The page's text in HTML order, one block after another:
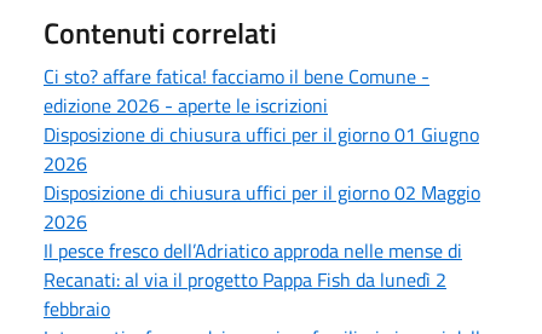
Contenuti correlati
Ci sto? affare fatica! facciamo il bene Comune -
edizione 2026 - aperte le iscrizioni
Disposizione di chiusura uffici per il giorno 01 Giugno
2026
Disposizione di chiusura uffici per il giorno 02 Maggio
2026
Il pesce fresco dell’Adriatico approda nelle mense di
Recanati: al via il progetto Pappa Fish da lunedì 2
febbraio